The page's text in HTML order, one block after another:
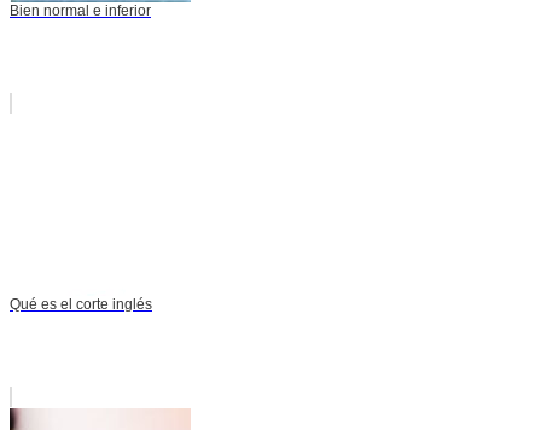
Bien normal e inferior
Qué es el corte inglés